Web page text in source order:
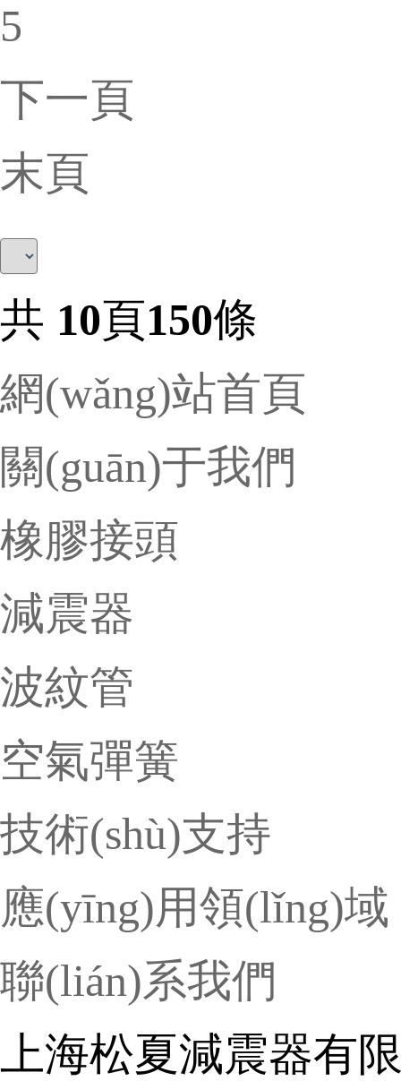
5
下一頁
末頁
共 10頁150條
網(wǎng)站首頁
關(guān)于我們
橡膠接頭
減震器
波紋管
空氣彈簧
技術(shù)支持
應(yīng)用領(lǐng)域
聯(lián)系我們
上海松夏減震器有